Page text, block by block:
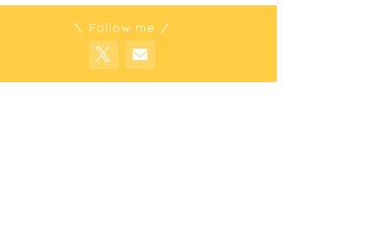
＼ Follow me ／